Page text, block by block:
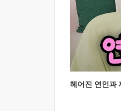
헤어진 연인과